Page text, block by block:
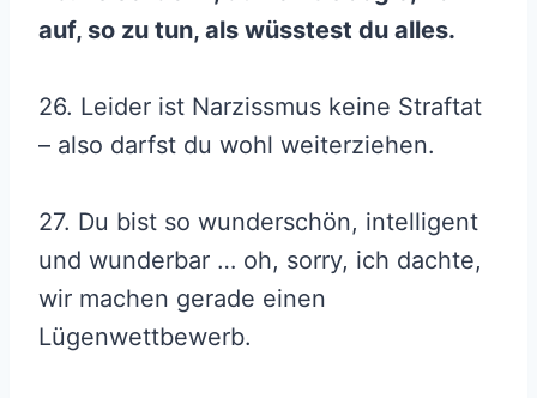
auf, so zu tun, als wüsstest du alles.
26. Leider ist Narzissmus keine Straftat
– also darfst du wohl weiterziehen.
27. Du bist so wunderschön, intelligent
und wunderbar … oh, sorry, ich dachte,
wir machen gerade einen
Lügenwettbewerb.